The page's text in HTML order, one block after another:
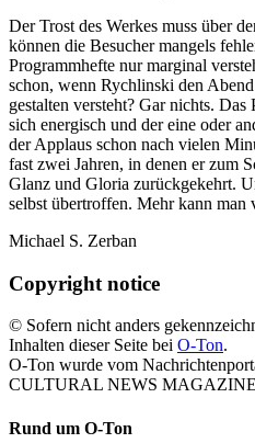
Der Trost des Werkes muss über
können die Besucher mangels
Programmhefte nur marginal
schon, wenn Rychlinski den
gestalten versteht? Gar nichts.
sich energisch und der eine oder
der Applaus schon nach vielen
fast zwei Jahren, in denen er zum
Glanz und Gloria zurückgekehrt.
selbst übertroffen. Mehr kann
Michael S. Zerban
Copyright notice
© Sofern nicht anders
Inhalten dieser Seite bei O-Ton.
O-Ton wurde vom
CULTURAL NEWS MAGAZINE
Rund um O-Ton